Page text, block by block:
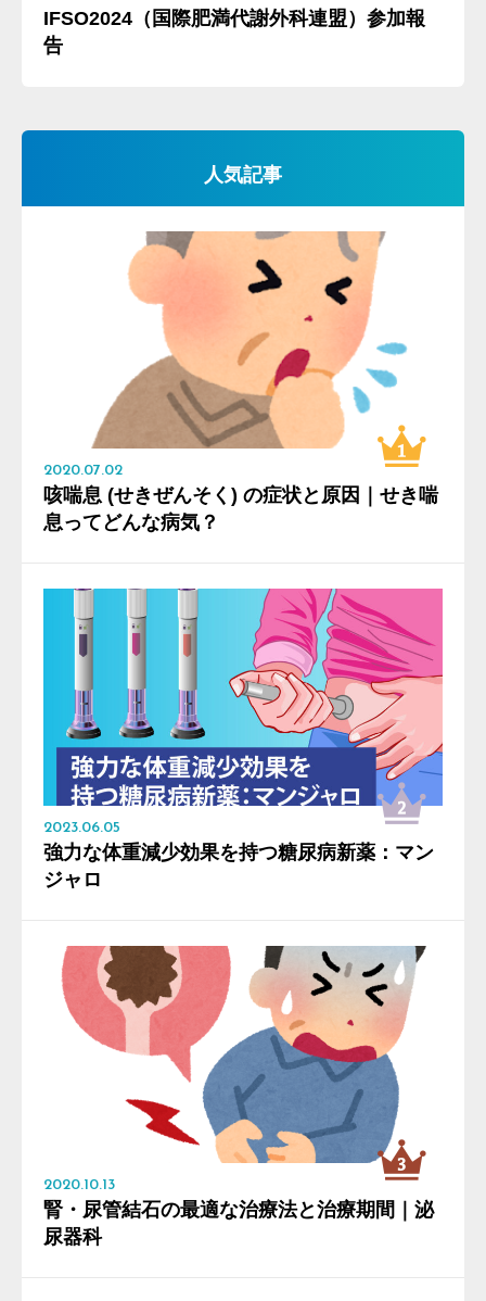
IFSO2024（国際肥満代謝外科連盟）参加報
告
人気記事
2020.07.02
咳喘息 (せきぜんそく) の症状と原因｜せき喘
息ってどんな病気？
2023.06.05
強力な体重減少効果を持つ糖尿病新薬：マン
ジャロ
2020.10.13
腎・尿管結石の最適な治療法と治療期間｜泌
尿器科